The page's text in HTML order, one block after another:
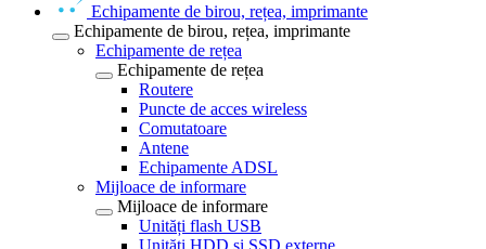
Echipamente de birou, rețea, imprimante
Echipamente de birou, rețea, imprimante
Echipamente de rețea
Echipamente de rețea
Routere
Puncte de acces wireless
Comutatoare
Antene
Echipamente ADSL
Mijloace de informare
Mijloace de informare
Unități flash USB
Unități HDD și SSD externe